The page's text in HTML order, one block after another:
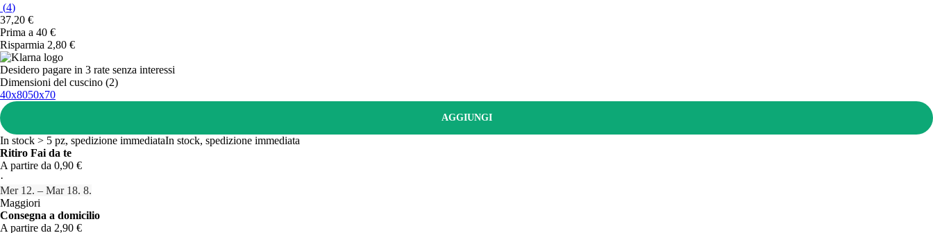
(4)
37,20 €
Prima a 40 €
Risparmia 2,80 €
Desidero pagare in 3 rate senza interessi
Dimensioni del cuscino (2)
40x8050x70
AGGIUNGI
In stock > 5 pz, spedizione immediataIn stock, spedizione immediata
Ritiro Fai da te
A partire da 0,90 €
·
Mer 12. – Mar 18. 8.
Maggiori
Consegna a domicilio
A partire da 2,90 €